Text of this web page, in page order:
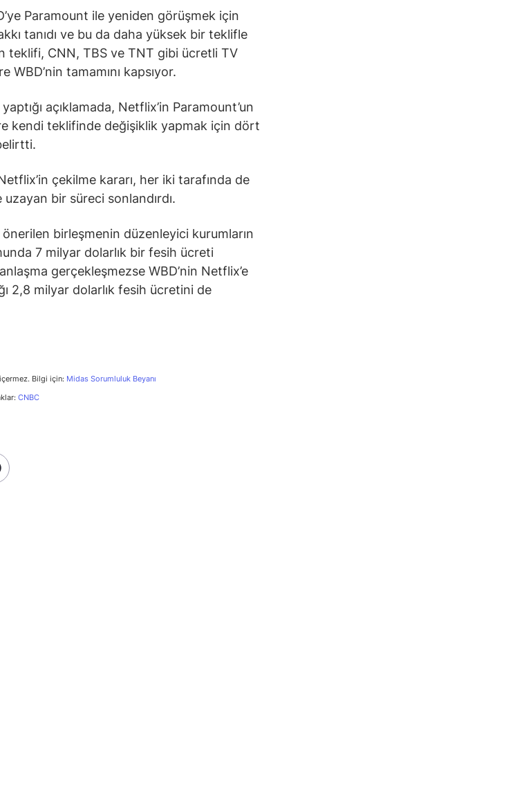
Paramount ile yeniden görüşmek için
tanıdı ve bu da daha yüksek bir teklifle
teklifi, CNN, TBS ve TNT gibi ücretli TV
WBD’nin tamamını kapsıyor.
açıklamada, Netflix’in Paramount’un
kendi teklifinde değişiklik yapmak için dört
çekilme kararı, her iki tarafında de
bir süreci sonlandırdı.
birleşmenin düzenleyici kurumların
7 milyar dolarlık bir fesih ücreti
gerçekleşmezse WBD’nin Netflix’e
2,8 milyar dolarlık fesih ücretini de
Bilgi için: Midas Sorumluluk Beyanı
CNBC